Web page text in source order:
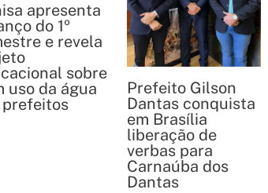
apresenta
do 1º
e revela
sobre
uso da água
prefeitos
Prefeito Gilson
Dantas conquista
em Brasília
liberação de
verbas para
Carnaúba dos
Dantas